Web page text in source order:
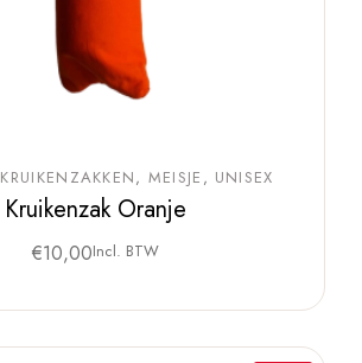
KRUIKENZAKKEN MEISJE UNISEX
Kruikenzak Oranje
€10,00Incl. BTW